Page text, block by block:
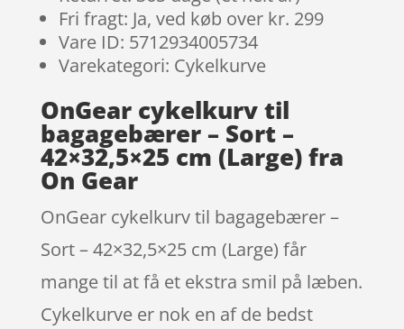
Fri fragt: Ja, ved køb over kr. 299
Vare ID: 5712934005734
Varekategori: Cykelkurve
OnGear cykelkurv til
bagagebærer – Sort –
42×32,5×25 cm (Large) fra
On Gear
OnGear cykelkurv til bagagebærer –
Sort – 42×32,5×25 cm (Large) får
mange til at få et ekstra smil på læben.
Cykelkurve er nok en af de bedst